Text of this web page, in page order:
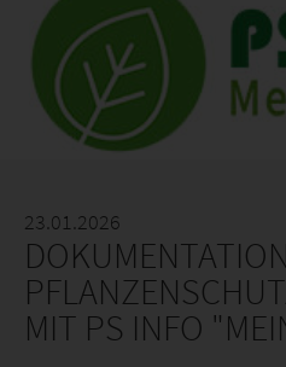
23.01.2026
MIT PS INFO